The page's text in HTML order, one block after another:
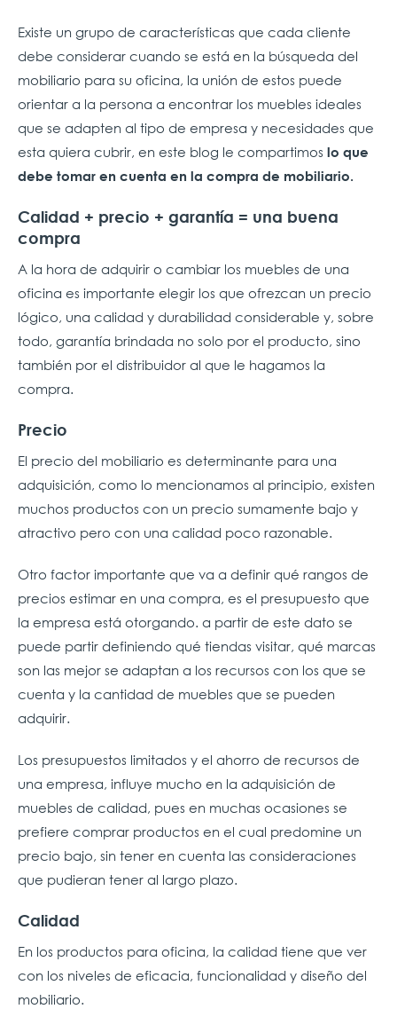
Existe un grupo de características que cada cliente
debe considerar cuando se está en la búsqueda del
mobiliario para su oficina, la unión de estos puede
orientar a la persona a encontrar los muebles ideales
que se adapten al tipo de empresa y necesidades que
esta quiera cubrir, en este blog le compartimos lo que
debe tomar en cuenta en la compra de mobiliario.
Calidad + precio + garantía = una buena
compra
A la hora de adquirir o cambiar los muebles de una
oficina es importante elegir los que ofrezcan un precio
lógico, una calidad y durabilidad considerable y, sobre
todo, garantía brindada no solo por el producto, sino
también por el distribuidor al que le hagamos la
compra.
Precio
El precio del mobiliario es determinante para una
adquisición, como lo mencionamos al principio, existen
muchos productos con un precio sumamente bajo y
atractivo pero con una calidad poco razonable.
Otro factor importante que va a definir qué rangos de
precios estimar en una compra, es el presupuesto que
la empresa está otorgando. a partir de este dato se
puede partir definiendo qué tiendas visitar, qué marcas
son las mejor se adaptan a los recursos con los que se
cuenta y la cantidad de muebles que se pueden
adquirir.
Los presupuestos limitados y el ahorro de recursos de
una empresa, influye mucho en la adquisición de
muebles de calidad, pues en muchas ocasiones se
prefiere comprar productos en el cual predomine un
precio bajo, sin tener en cuenta las consideraciones
que pudieran tener al largo plazo.
Calidad
En los productos para oficina, la calidad tiene que ver
con los niveles de eficacia, funcionalidad y diseño del
mobiliario.